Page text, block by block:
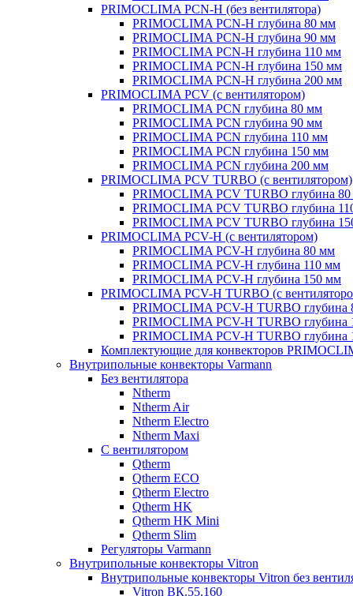
PRIMOCLIMA PCN-H (без вентилятора)
PRIMOCLIMA PCN-H глубина 80 мм
PRIMOCLIMA PCN-H глубина 90 мм
PRIMOCLIMA PCN-H глубина 110 мм
PRIMOCLIMA PCN-H глубина 150 мм
PRIMOCLIMA PCN-H глубина 200 мм
PRIMOCLIMA PCV (c вентилятором)
PRIMOCLIMA PCN глубина 80 мм
PRIMOCLIMA PCN глубина 90 мм
PRIMOCLIMA PCN глубина 110 мм
PRIMOCLIMA PCN глубина 150 мм
PRIMOCLIMA PCN глубина 200 мм
PRIMOCLIMA PCV TURBO (c вентилятором)
PRIMOCLIMA PCV TURBO глубина
PRIMOCLIMA PCV TURBO глубина
PRIMOCLIMA PCV TURBO глубина
PRIMOCLIMA PCV-H (c вентилятором)
PRIMOCLIMA PCV-H глубина 80 мм
PRIMOCLIMA PCV-H глубина 110 мм
PRIMOCLIMA PCV-H глубина 150 мм
PRIMOCLIMA PCV-H TURBO (c
PRIMOCLIMA PCV-H TURBO глубина
PRIMOCLIMA PCV-H TURBO глубина
PRIMOCLIMA PCV-H TURBO глубина
Комплектующие для конвекторов
Внутрипольные конвекторы Varmann
Без вентилятора
Ntherm
Ntherm Air
Ntherm Electro
Ntherm Maxi
С вентилятором
Qtherm
Qtherm ECO
Qtherm Electro
Qtherm HK
Qtherm HK Mini
Qtherm Slim
Регуляторы Varmann
Внутрипольные конвекторы Vitron
Внутрипольные конвекторы Vitron без
Vitron ВК.55.160